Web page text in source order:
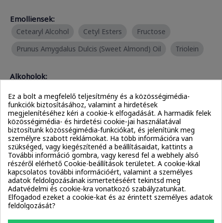
Emolliensek:
Cetearyl Alcohol Cetyl Esters
Fructose
Prunus Amygdalus Dulcis (Sweet Almond) Oil
Triolein
Alkoholok:
Emulgeálószerek:
Cetearyl Alcohol Cetyl Alcohol
További összetevők
Humektáns:
Glycerin Glucose Inositol
Mel / Honey / Miel
Sorbitol
Sucrose Trehalose
Ez a bolt a megfelelő teljesítmény és a közösségimédia-
funkciók biztosításához, valamint a hirdetések
megjelenítéséhez kéri a cookie-k elfogadását. A harmadik felek
közösségimédia- és hirdetési cookie-jai használatával
biztosítunk közösségimédia-funkciókat, és jelenítünk meg
személyre szabott reklámokat. Ha több információra van
szükséged, vagy kiegészítenéd a beállításaidat, kattints a
További információ gombra, vagy keresd fel a webhely alsó
részéről elérhető Cookie-beállítások területet. A cookie-kkal
kapcsolatos további információért, valamint a személyes
adatok feldolgozásának ismertetéséért tekintsd meg
Adatvédelmi és cookie-kra vonatkozó szabályzatunkat.
Elfogadod ezeket a cookie-kat és az érintett személyes adatok
feldolgozását?